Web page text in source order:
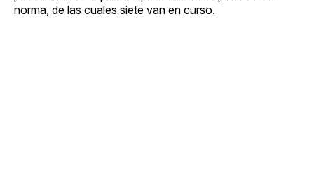
norma, de las cuales siete van en curso.